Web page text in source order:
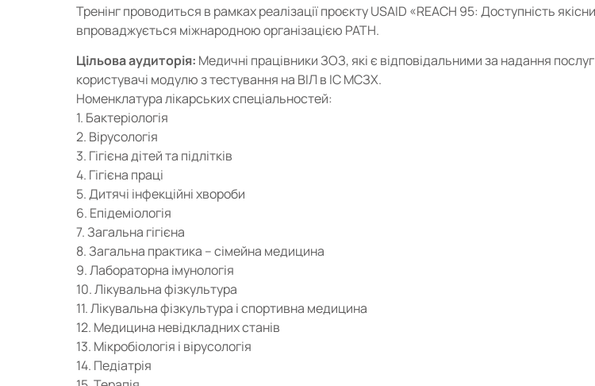
Тренінг проводиться в рамках реалізації проєкту USAID «REACH 95: Доступність
впроваджується міжнародною організацією PATH.
Цільова аудиторія: Медичні працівники ЗОЗ, які є відповідальними за надання
користувачі модулю з тестування на ВІЛ в ІС МСЗХ.
Номенклатура лікарських спеціальностей:
1. Бактеріологія
2. Вірусологія
3. Гігієна дітей та підлітків
4. Гігієна праці
5. Дитячі інфекційні хвороби
6. Епідеміологія
7. Загальна гігієна
8. Загальна практика – сімейна медицина
9. Лабораторна імунологія
10. Лікувальна фізкультура
11. Лікувальна фізкультура і спортивна медицина
12. Медицина невідкладних станів
13. Мікробіологія і вірусологія
14. Педіатрія